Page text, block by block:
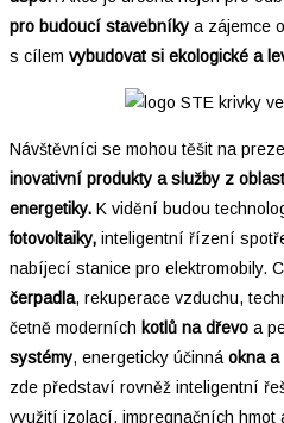
pro budoucí stavebníky a zájemce
s cílem vybudovat si ekologické a
Návštěvníci se mohou těšit na
inovativní produkty a služby z
energetiky. K vidění budou
fotovoltaiky, inteligentní řízení
nabíjecí stanice pro elektromobily.
čerpadla, rekuperace vzduchu,
četně moderních kotlů na dřevo a
systémy, energeticky účinnáokna a
zde představí rovněž inteligentní
využití izolací, impregnačních hmot